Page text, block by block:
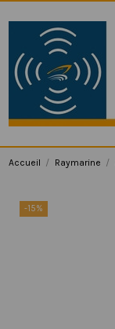
Accueil Raymarine
-15%